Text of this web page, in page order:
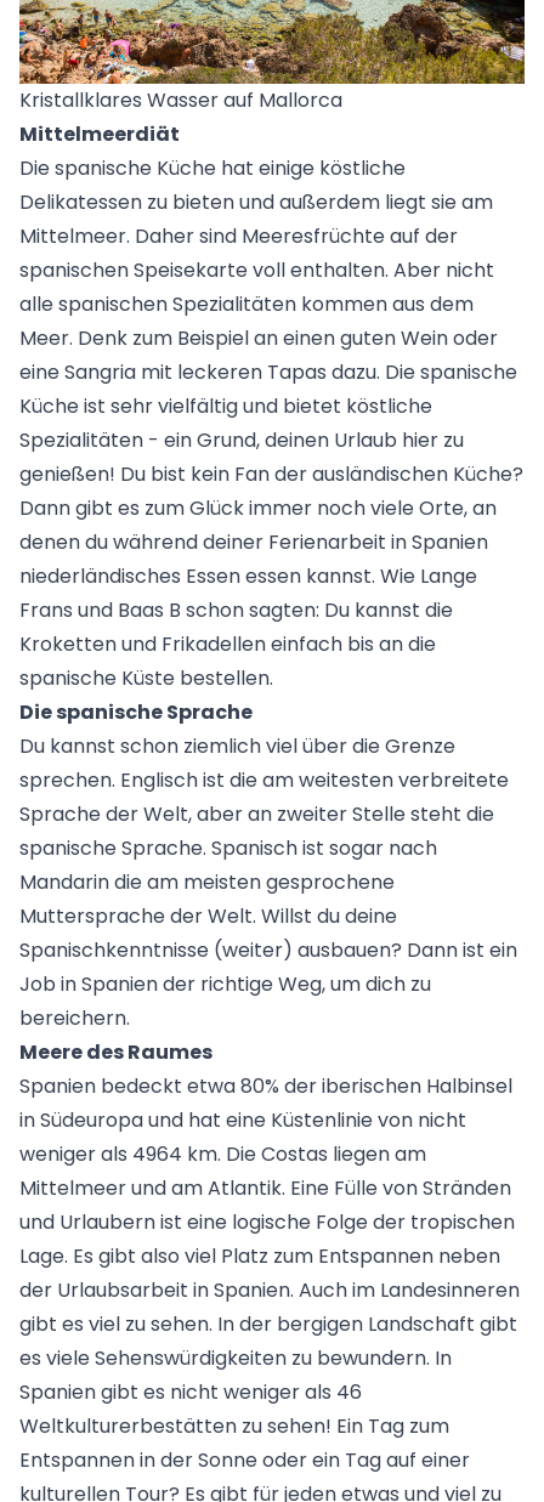
Kristallklares Wasser auf Mallorca
Mittelmeerdiät
Die spanische Küche hat einige köstliche
Delikatessen zu bieten und außerdem liegt sie am
Mittelmeer. Daher sind Meeresfrüchte auf der
spanischen Speisekarte voll enthalten. Aber nicht
alle spanischen Spezialitäten kommen aus dem
Meer. Denk zum Beispiel an einen guten Wein oder
eine Sangria mit leckeren Tapas dazu. Die spanische
Küche ist sehr vielfältig und bietet köstliche
Spezialitäten - ein Grund, deinen Urlaub hier zu
genießen! Du bist kein Fan der ausländischen Küche?
Dann gibt es zum Glück immer noch viele Orte, an
denen du während deiner Ferienarbeit in Spanien
niederländisches Essen essen kannst. Wie Lange
Frans und Baas B schon sagten: Du kannst die
Kroketten und Frikadellen einfach bis an die
spanische Küste bestellen.
Die spanische Sprache
Du kannst schon ziemlich viel über die Grenze
sprechen. Englisch ist die am weitesten verbreitete
Sprache der Welt, aber an zweiter Stelle steht die
spanische Sprache. Spanisch ist sogar nach
Mandarin die am meisten gesprochene
Muttersprache der Welt. Willst du deine
Spanischkenntnisse (weiter) ausbauen? Dann ist ein
Job in Spanien der richtige Weg, um dich zu
bereichern.
Meere des Raumes
Spanien bedeckt etwa 80% der iberischen Halbinsel
in Südeuropa und hat eine Küstenlinie von nicht
weniger als 4964 km. Die Costas liegen am
Mittelmeer und am Atlantik. Eine Fülle von Stränden
und Urlaubern ist eine logische Folge der tropischen
Lage. Es gibt also viel Platz zum Entspannen neben
der Urlaubsarbeit in Spanien. Auch im Landesinneren
gibt es viel zu sehen. In der bergigen Landschaft gibt
es viele Sehenswürdigkeiten zu bewundern. In
Spanien gibt es nicht weniger als 46
Weltkulturerbestätten zu sehen! Ein Tag zum
Entspannen in der Sonne oder ein Tag auf einer
kulturellen Tour? Es gibt für jeden etwas und viel zu